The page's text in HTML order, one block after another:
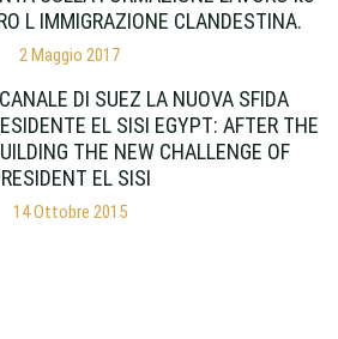
L IMMIGRAZIONE CLANDESTINA.
2 Maggio 2017
DI SUEZ LA NUOVA SFIDA
EL SISI EGYPT: AFTER THE
THE NEW CHALLENGE OF
EL SISI
14 Ottobre 2015